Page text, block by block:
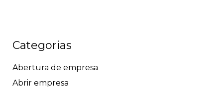
Categorias
Abertura de empresa
Abrir empresa